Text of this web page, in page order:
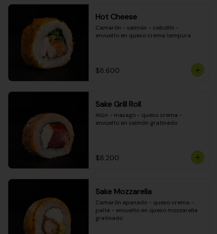
Hot Cheese
Camarón - salmón - cebollín -
envuelto en queso crema tempura
$8.600
Sake Grill Roll
Atún - masago - queso crema -
envuelto en salmón gratinado
$8.200
Sake Mozzarella
Camarón apanado - queso crema -
palta - envuelto en queso mozzarella
gratinado